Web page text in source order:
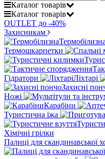
Каталог товарів
Каталог товарів
OUTLET до -40%
Захисникам
Термобілизна
Термошкарпетки
Гідратори
Ліхтарі
Захисні
Ножі
Карабіни
Туристична їжа
Хімічні грілки
Палиці для скандинавської